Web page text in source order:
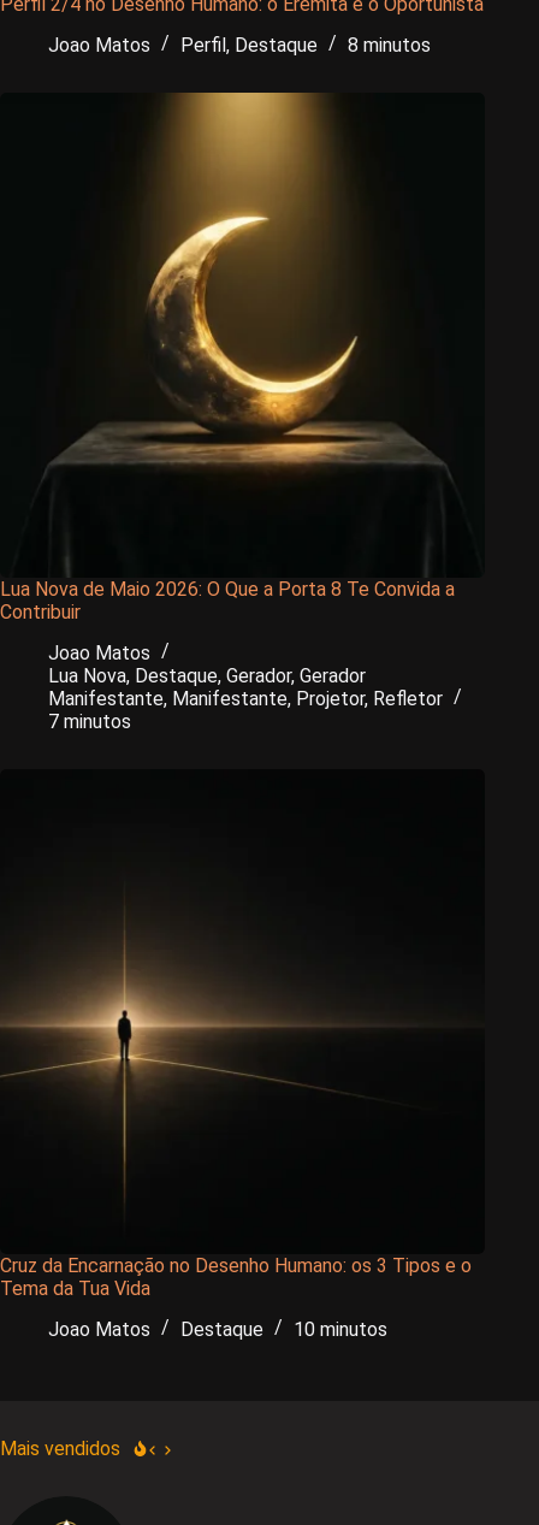
Joao Matos
Perfil, Destaque 8 minutos
Lua Nova de Maio 2026: O Que a Porta 8 Te Convida a
Contribuir
Joao Matos
Lua Nova, Destaque, Gerador, Gerador
Manifestante, Manifestante, Projetor, Refletor
7 minutos
Cruz da Encarnação no Desenho Humano: os 3 Tipos e o
Tema da Tua Vida
Joao Matos
Destaque 10 minutos
Mais vendidos